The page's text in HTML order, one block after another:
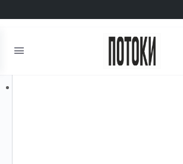
Регистрация